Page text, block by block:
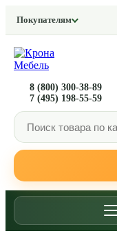
Покупателям
8 (800) 300-38-89
7 (495) 198-55-59